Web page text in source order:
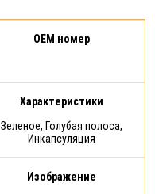
OEM номер
Характеристики
Зеленое, Голубая полоса,
Инкапсуляция
Изображение